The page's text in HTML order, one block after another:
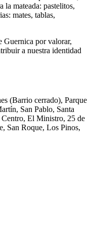
la mateada: pastelitos,
mates, tablas,
Guernica por valorar,
a nuestra identidad
(Barrio cerrado), Parque
San Pablo, Santa
Centro, El Ministro, 25 de
San Roque, Los Pinos,